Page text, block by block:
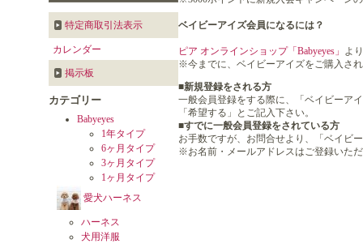
特定商取引法表示
カレンダー
掲示板
カテゴリー
Babyeyes
1年タイプ
6ヶ月タイプ
3ヶ月タイプ
1ヶ月タイプ
愛犬ハーネス
ハーネス
犬用洋服
ベイビーアイズ会員になるには？
ピア オンラインショップ「Babyeyes」
よ
※今までに、ベイビーアイズをご購入さ
■新規登録をされる方
一般会員登録をする際に、「ベイビーア
「希望する」とご記入下さい。
■すでに一般会員登録をされている方
お手数ですが、お問合せより、「ベイビ
※お名前・メールアドレスはご登録いた